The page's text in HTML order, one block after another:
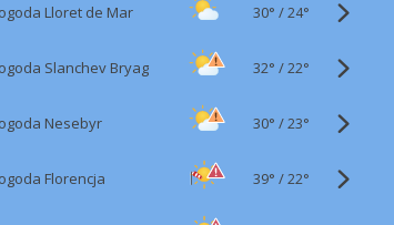
Lloret de Mar 30° /24°
Slanchev Bryag 32° /22°
Nesebyr 30° /23°
Florencja 39° /22°